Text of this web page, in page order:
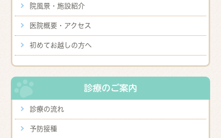
院風景・施設紹介
医院概要・アクセス
初めてお越しの方へ
診療のご案内
診療の流れ
予防接種